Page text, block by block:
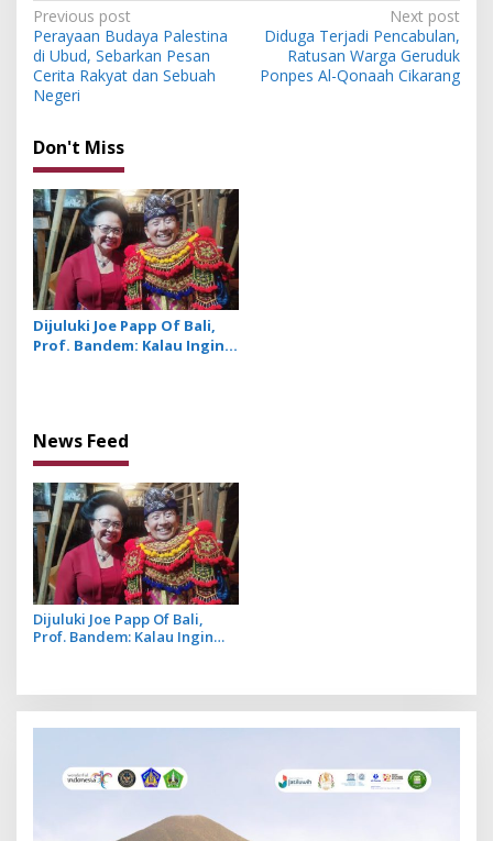
P
o
s
t
n
a
v
i
g
a
t
i
Previous post
Perayaan Budaya Palestina
di Ubud, Sebarkan Pesan
Cerita Rakyat dan Sebuah
Negeri
Next post
Diduga Terjadi Pencabulan,
Ratusan Warga Geruduk
Ponpes Al-Qonaah Cikarang
Don't Miss
Dijuluki Joe Papp Of Bali,
Prof. Bandem: Kalau Ingin
News Feed
Dijuluki Joe Papp Of Bali,
Prof. Bandem: Kalau Ingin